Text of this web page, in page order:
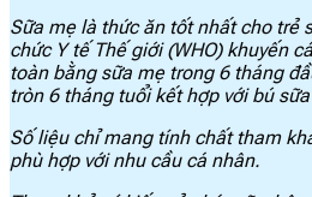
id="1913"]
1.1 mg
[popup_anything
id="1915"]
0.49
[popup_anything
Sữa mẹ là thức ăn tốt nhất cho trẻ
chức Y tế Thế giới (WHO) khuyến
toàn bằng sữa mẹ trong 6 tháng
tròn 6 tháng tuổi kết hợp với bú
Số liệu chỉ mang tính chất tham
phù hợp với nhu cầu cá nhân.